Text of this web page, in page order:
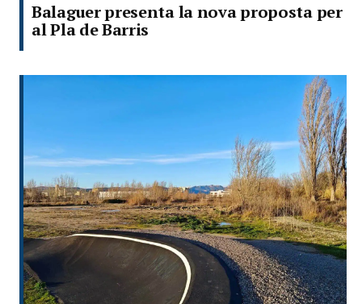
Balaguer presenta la nova proposta per
al Pla de Barris